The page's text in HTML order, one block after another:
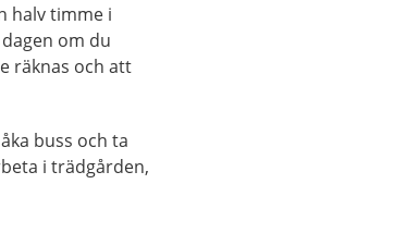
halv timme i
om du
räknas och att
buss och ta
i trädgården,